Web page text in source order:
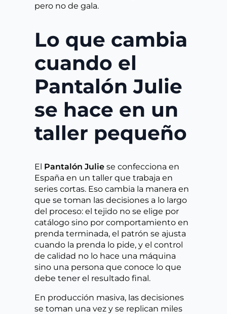
pero no de gala.
Lo que cambia
cuando el
Pantalón Julie
se hace en un
taller pequeño
El Pantalón Julie se confecciona en
España en un taller que trabaja en
series cortas. Eso cambia la manera en
que se toman las decisiones a lo largo
del proceso: el tejido no se elige por
catálogo sino por comportamiento en
prenda terminada, el patrón se ajusta
cuando la prenda lo pide, y el control
de calidad no lo hace una máquina
sino una persona que conoce lo que
debe tener el resultado final.
En producción masiva, las decisiones
se toman una vez y se replican miles